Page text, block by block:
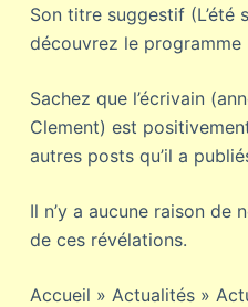
Son titre suggestif (L’été
découvrez le programme
Sachez que l’écrivain
Clement) est
autres posts qu’il a
Il n’y a aucune raison de
de ces révélations.
Accueil » Actualités »